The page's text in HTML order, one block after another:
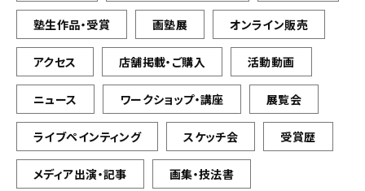
塾生作品・受賞 画塾展 オンライン販売
アクセス 店舗掲載・ご購入 活動動画
ニュース ワークショップ・講座 展覧会
ライブペインティング スケッチ会 受賞歴
メディア出演・記事 画集・技法書